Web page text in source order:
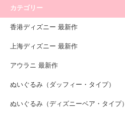
カテゴリー
香港ディズニー 最新作
上海ディズニー 最新作
アウラニ 最新作
ぬいぐるみ（ダッフィー・タイプ）
ぬいぐるみ（ディズニーベア・タイプ）